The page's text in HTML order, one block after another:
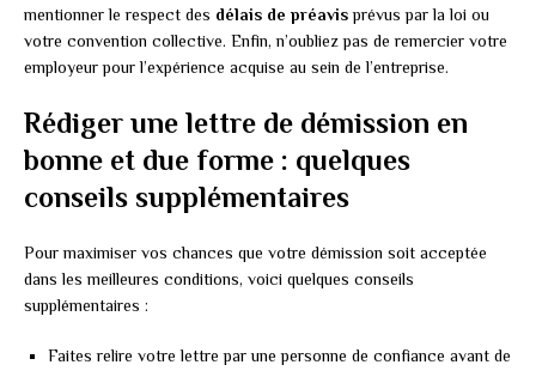
mentionner le respect des délais de préavisprévus par la loi ou
votre convention collective. Enfin, n’oubliez pas de remercier votre
employeur pour l’expérience acquise au sein de l’entreprise.
Rédiger une lettre de démission en
bonne et due forme : quelques
conseils supplémentaires
Pour maximiser vos chances que votre démission soit acceptée
dans les meilleures conditions, voici quelques conseils
supplémentaires :
Faites relire votre lettre par une personne de confiance avant de